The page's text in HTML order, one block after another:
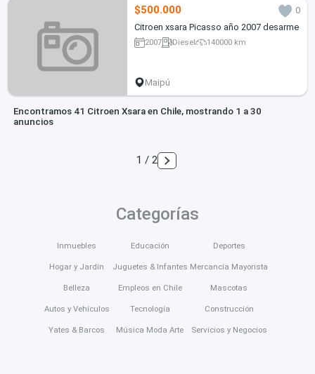
$500.000
0
Citroen xsara Picasso año 2007 desarme
2007 Diesel 140000 km
Maipú
Encontramos 41 Citroen Xsara en Chile, mostrando 1 a 30
anuncios
1 / 2
Categorías
Inmuebles
Hogar y Jardín
Belleza
Autos y Vehículos
Yates & Barcos
Educación
Juguetes & Infantes
Empleos en Chile
Tecnología
Música Moda Arte
Deportes
Mercancía Mayorista
Mascotas
Construcción
Servicios y Negocios